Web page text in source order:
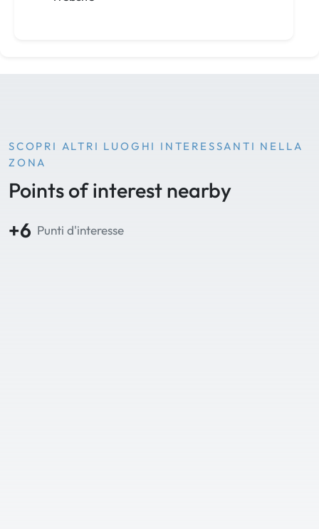
SCOPRI ALTRI LUOGHI INTERESSANTI NELLA
ZONA
Points of interest nearby
+6 Punti d'interesse